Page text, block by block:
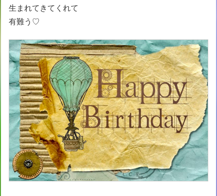
生まれてきてくれて
有難う♡